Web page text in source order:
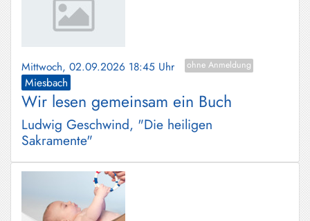
Mittwoch, 02.09.2026 18:45 Uhr ohne Anmeldung
Miesbach
Wir lesen gemeinsam ein Buch
Ludwig Geschwind, "Die heiligen
Sakramente"